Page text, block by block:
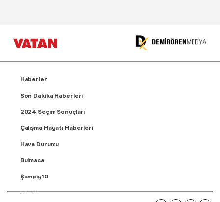
Haberler
Son Dakika Haberleri
2024 Seçim Sonuçları
Çalışma Hayatı Haberleri
Hava Durumu
Bulmaca
Şampiy10
Fikstür